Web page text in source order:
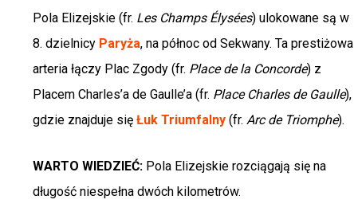
Pola Elizejskie (fr. Les Champs Élysées) ulokowane są w
8. dzielnicy Paryża, na północ od Sekwany. Ta prestiżowa
arteria łączy Plac Zgody (fr. Place de la Concorde) z
Placem Charles’a de Gaulle’a (fr. Place Charles de Gaulle),
gdzie znajduje się Łuk Triumfalny (fr. Arc de Triomphe).
WARTO WIEDZIEĆ: Pola Elizejskie rozciągają się na
długość niespełna dwóch kilometrów.